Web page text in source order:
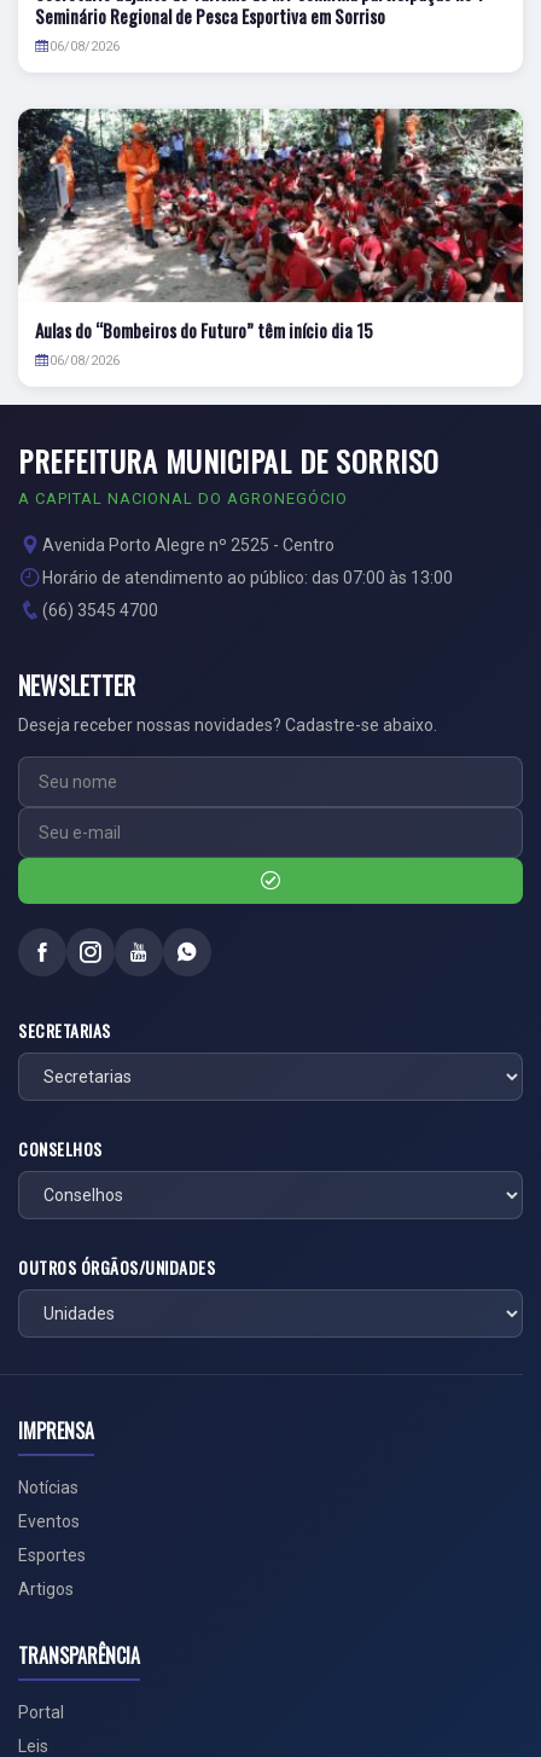
Seminário Regional de Pesca Esportiva em Sorriso
06/08/2026
Aulas do “Bombeiros do Futuro” têm início dia 15
06/08/2026
PREFEITURA MUNICIPAL DE SORRISO
A CAPITAL NACIONAL DO AGRONEGÓCIO
Avenida Porto Alegre nº 2525 - Centro
Horário de atendimento ao público: das 07:00 às 13:00
(66) 3545 4700
NEWSLETTER
Deseja receber nossas novidades? Cadastre-se abaixo.
SECRETARIAS
CONSELHOS
OUTROS ÓRGÃOS/UNIDADES
IMPRENSA
Notícias
Eventos
Esportes
Artigos
TRANSPARÊNCIA
Portal
Leis